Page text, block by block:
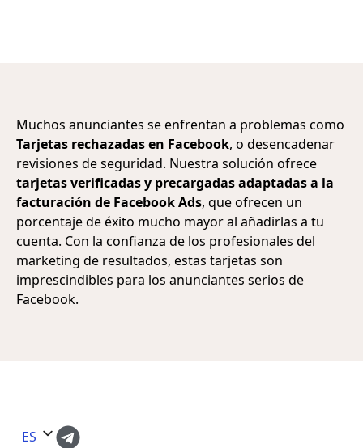
Muchos anunciantes se enfrentan a problemas como
Tarjetas rechazadas en Facebook, o desencadenar
revisiones de seguridad. Nuestra solución ofrece
tarjetas verificadas y precargadas adaptadas a la
facturación de Facebook Ads, que ofrecen un
porcentaje de éxito mucho mayor al añadirlas a tu
cuenta. Con la confianza de los profesionales del
marketing de resultados, estas tarjetas son
imprescindibles para los anunciantes serios de
Facebook.
ES